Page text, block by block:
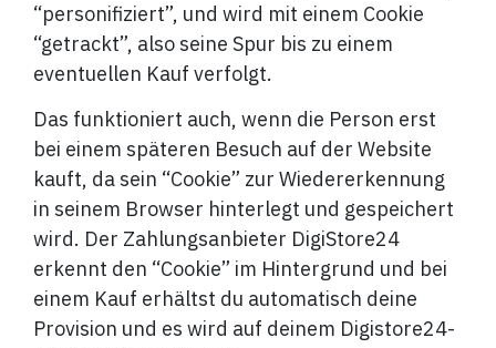
“personifiziert”, und wird mit einem Cookie
“getrackt”, also seine Spur bis zu einem
eventuellen Kauf verfolgt.
Das funktioniert auch, wenn die Person erst
bei einem späteren Besuch auf der Website
kauft, da sein “Cookie” zur Wiedererkennung
in seinem Browser hinterlegt und gespeichert
wird. Der Zahlungsanbieter DigiStore24
erkennt den “Cookie” im Hintergrund und bei
einem Kauf erhältst du automatisch deine
Provision und es wird auf deinem Digistore24-